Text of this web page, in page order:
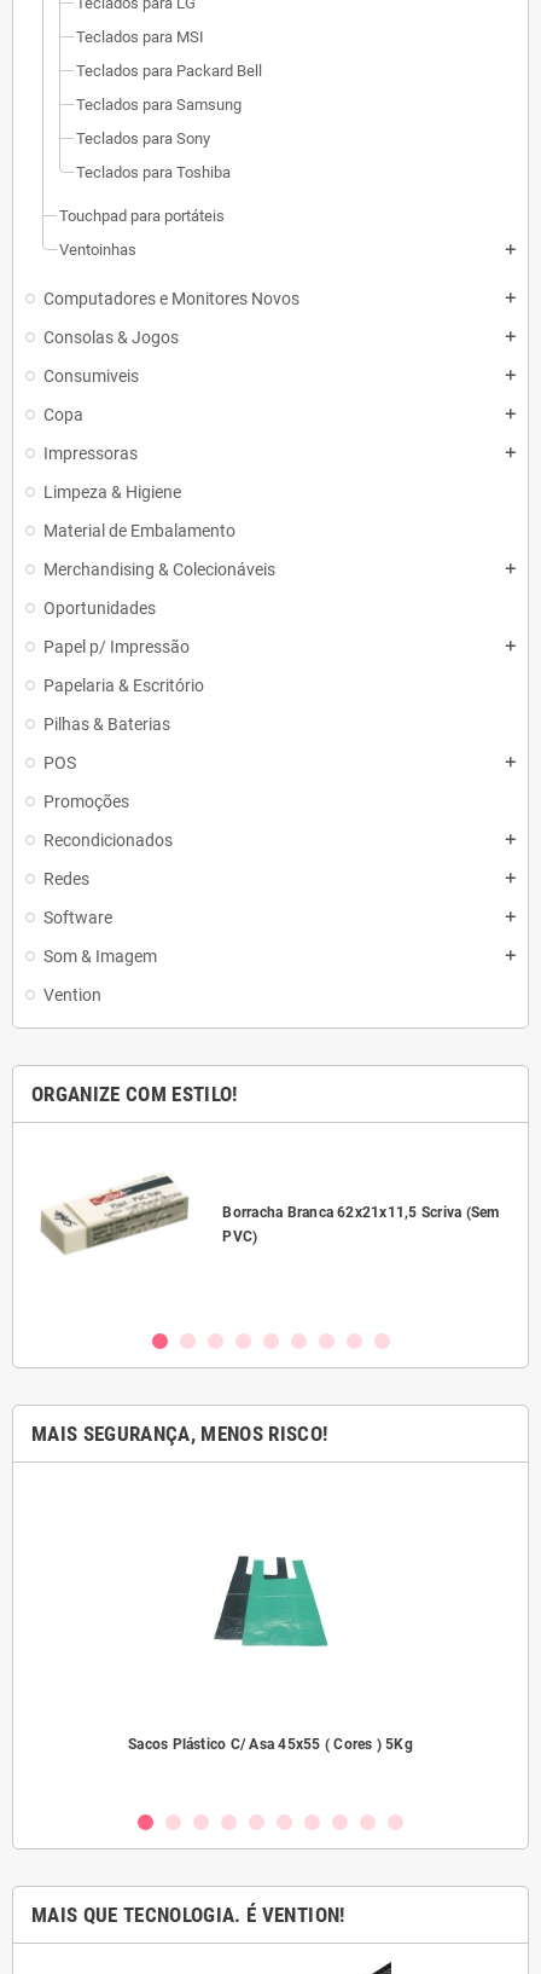
Teclados para MSI
Teclados para Packard Bell
Teclados para Samsung
Teclados para Sony
Teclados para Toshiba
Touchpad para portáteis
Ventoinhas
add
Computadores e Monitores Novos add
Consolas & Jogos add
Consumiveis add
Copa add
Impressoras add
Limpeza & Higiene
Material de Embalamento
Merchandising & Colecionáveis
add
Oportunidades
Papel p/ Impressão
add
Papelaria & Escritório
Pilhas & Baterias
POS
add
Promoções
Recondicionados
add
Redes add
Software add
Som & Imagem add
Vention
ORGANIZE COM ESTILO!
Borracha Branca 62x21x11,5 Scriva (Sem
PVC)
MAIS SEGURANÇA, MENOS RISCO!
Sacos Plástico C/ Asa 45x55 ( Cores ) 5Kg
MAIS QUE TECNOLOGIA. É VENTION!